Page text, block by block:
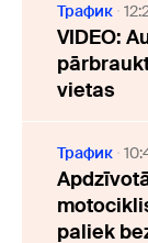
Трафик
VIDEO:
vietas
Трафик
paliek